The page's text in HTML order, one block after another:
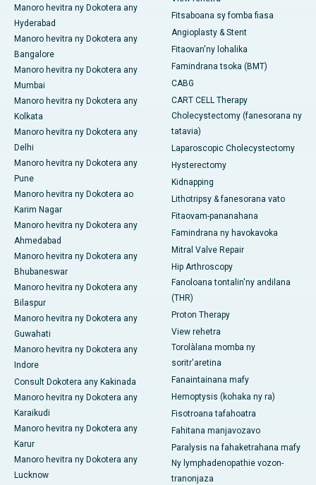
Manoro hevitra ny Dokotera any
Hyderabad
Manoro hevitra ny Dokotera any
Bangalore
Manoro hevitra ny Dokotera any
Mumbai
Manoro hevitra ny Dokotera any
Kolkata
Manoro hevitra ny Dokotera any
Delhi
Manoro hevitra ny Dokotera any
Pune
Manoro hevitra ny Dokotera ao
Karim Nagar
Manoro hevitra ny Dokotera any
Ahmedabad
Manoro hevitra ny Dokotera any
Bhubaneswar
Manoro hevitra ny Dokotera any
Bilaspur
Manoro hevitra ny Dokotera any
Guwahati
Manoro hevitra ny Dokotera any
Indore
Consult Dokotera any Kakinada
Manoro hevitra ny Dokotera any
Karaikudi
Manoro hevitra ny Dokotera any
Karur
Manoro hevitra ny Dokotera any
Lucknow
Fitsaboana sy fomba fiasa
Angioplasty & Stent
Fitaovan'ny lohalika
Famindrana tsoka (BMT)
CABG
CART CELL Therapy
Cholecystectomy (fanesorana ny
tatavia)
Laparoscopic Cholecystectomy
Hysterectomy
Kidnapping
Lithotripsy & fanesorana vato
Fitaovam-pananahana
Famindrana ny havokavoka
Mitral Valve Repair
Hip Arthroscopy
Fanoloana tontalin'ny andilana
(THR)
Proton Therapy
View rehetra
Torolàlana momba ny
soritr'aretina
Fanaintainana mafy
Hemoptysis (kohaka ny ra)
Fisotroana tafahoatra
Fahitana manjavozavo
Paralysis na fahaketrahana mafy
Ny lymphadenopathie vozon-
tranonjaza